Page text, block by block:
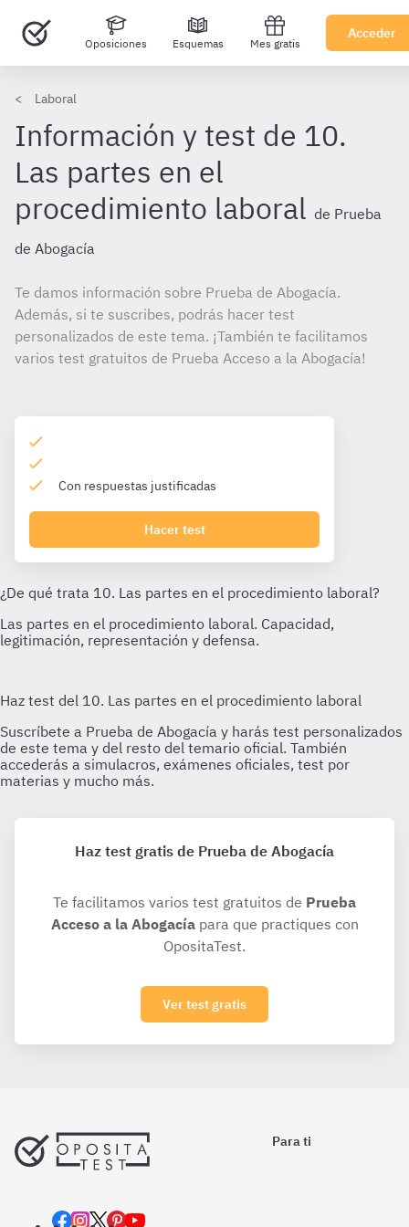
Oposiciones Esquemas Mes gratis
Acceder
Laboral
Información y test de 10.
Las partes en el
procedimiento laboral de Prueba
de Abogacía
Te damos información sobre Prueba de Abogacía.
Además, si te suscribes, podrás hacer test
personalizados de este tema. ¡También te facilitamos
varios test gratuitos de Prueba Acceso a la Abogacía!
Con respuestas justificadas
Hacer test
Haz test gratis de Prueba de Abogacía
Te facilitamos varios test gratuitos de Prueba
Acceso a la Abogacíapara que practiques con
OpositaTest.
Ver test gratis
Para ti